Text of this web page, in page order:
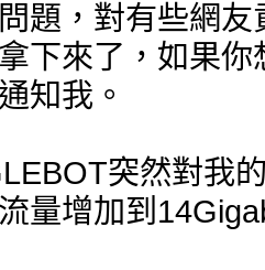
題，對有些網友
下來了，如果你
知我。
突然對我
量增加到